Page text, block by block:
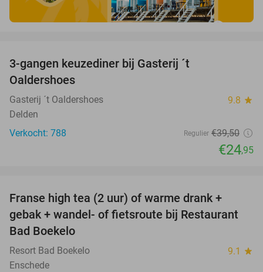
3-gangen keuzediner bij Gasterij ´t
Oaldershoes
Gasterij ´t Oaldershoes 9.8 star
Delden
Verkocht: 788
Regulier €39,50
€24,95
Franse high tea (2 uur) of warme drank +
gebak + wandel- of fietsroute bij Restaurant
Bad Boekelo
Resort Bad Boekelo 9.1 star
Enschede